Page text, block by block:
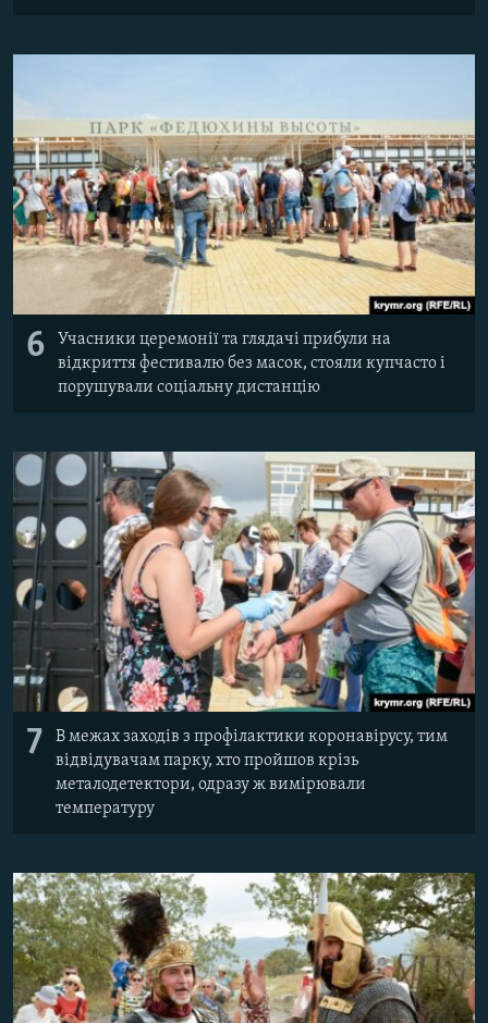
6
Учасники церемонії та глядачі прибули на
відкриття фестивалю без масок, стояли купчасто і
порушували соціальну дистанцію
7
В межах заходів з профілактики коронавірусу, тим
відвідувачам парку, хто пройшов крізь
металодетектори, одразу ж вимірювали
температуру